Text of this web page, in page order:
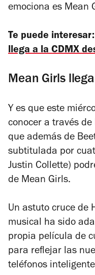
emociona es Mean
Te puede interesar:
llega a la CDMX
Mean Girls
Y es que este
conocer a través
que además de
subtitulada por
Justin Collette)
de Mean Girls.
Un astuto cruce de
musical ha sido
propia película de
para reflejar las
teléfonos